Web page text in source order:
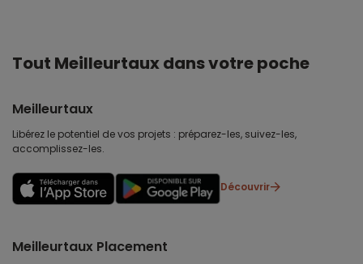
Tout Meilleurtaux dans votre poche
Meilleurtaux
Libérez le potentiel de vos projets : préparez-les, suivez-les,
accomplissez-les.
Découvrir
Meilleurtaux Placement